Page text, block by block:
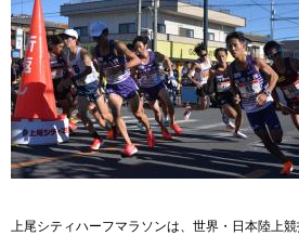
上尾シティハーフマラソンは、世界・日本陸上